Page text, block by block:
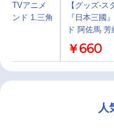
】TVアニメ
タンド 1.三角
【グッズ-
『日本三國
ド 阿佐馬 芳
￥660
人